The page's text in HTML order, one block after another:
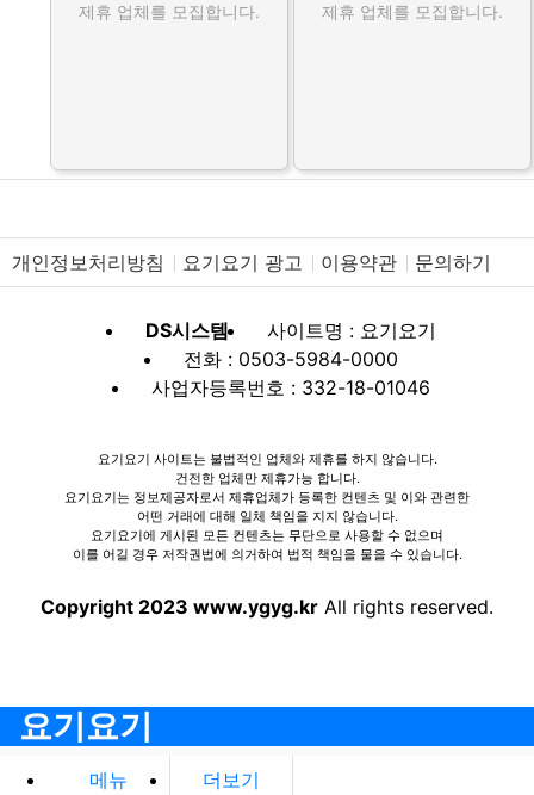
제휴 업체를 모집합니다. 제휴 업체를 모집합니다.
개인정보처리방침 요기요기 광고 이용약관 문의하기
DS시스템
사이트명 : 요기요기
전화 : 0503-5984-0000
사업자등록번호 : 332-18-01046
요기요기 사이트는 불법적인 업체와 제휴를 하지 않습니다.
건전한 업체만 제휴가능 합니다.
요기요기는 정보제공자로서 제휴업체가 등록한 컨텐츠 및 이와 관련한
어떤 거래에 대해 일체 책임을 지지 않습니다.
요기요기에 게시된 모든 컨텐츠는 무단으로 사용할 수 없으며
이를 어길 경우 저작권법에 의거하여 법적 책임을 물을 수 있습니다.
Copyright 2023 www.ygyg.kr All rights reserved.
요기요기
메뉴 더보기